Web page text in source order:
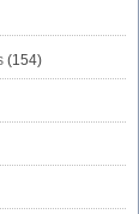
(154)